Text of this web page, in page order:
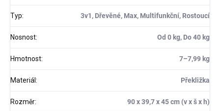
Typ: 3v1, Dřevěné, Max, Multifunkční, Rostoucí
Nosnost: Od 0 kg, Do 40 kg
Hmotnost: 7–⁠7,99 kg
Materiál: Překližka
Rozměr: 90 x 39,7 x 45 cm (v x š x h)